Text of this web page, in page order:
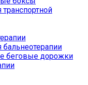
беговые дорожки